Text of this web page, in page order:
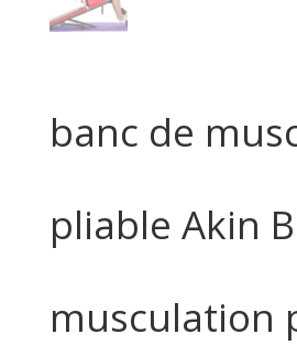
banc de
pliable Akin
musculation